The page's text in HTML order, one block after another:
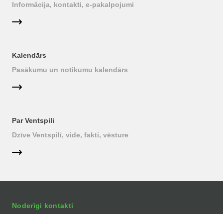
Informācija, kontakti, e-pakalpojumi
Kalendārs
Pasākumu un notikumu kalendārs
Par Ventspili
Dzīve Ventspilī, vide, fakti, vēsture
Noderīgi kontakti